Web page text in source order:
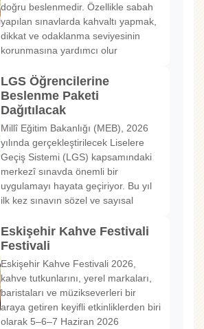
doğru beslenmedir. Özellikle sabah
yapılan sınavlarda kahvaltı yapmak,
dikkat ve odaklanma seviyesinin
korunmasına yardımcı olur
LGS Öğrencilerine
Beslenme Paketi
Dağıtılacak
Millî Eğitim Bakanlığı (MEB), 2026
yılında gerçekleştirilecek Liselere
Geçiş Sistemi (LGS) kapsamındaki
merkezî sınavda önemli bir
uygulamayı hayata geçiriyor. Bu yıl
ilk kez sınavın sözel ve sayısal
Eskişehir Kahve Festivali
Festivali
Eskişehir Kahve Festivali 2026,
kahve tutkunlarını, yerel markaları,
baristaları ve müzikseverleri bir
araya getiren keyifli etkinliklerden biri
olarak 5–6–7 Haziran 2026